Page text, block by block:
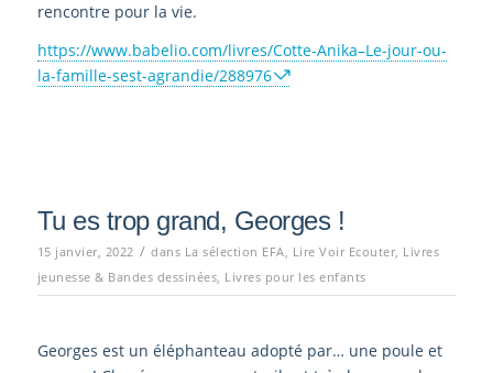
rencontre pour la vie.
https://www.babelio.com/livres/Cotte-Anika–Le-jour-ou-
la-famille-sest-agrandie/288976
Tu es trop grand, Georges !
15 janvier, 2022 / dans La sélection EFA, Lire Voir Ecouter, Livres
jeunesse & Bandes dessinées, Livres pour les enfants
Georges est un éléphanteau adopté par… une poule et